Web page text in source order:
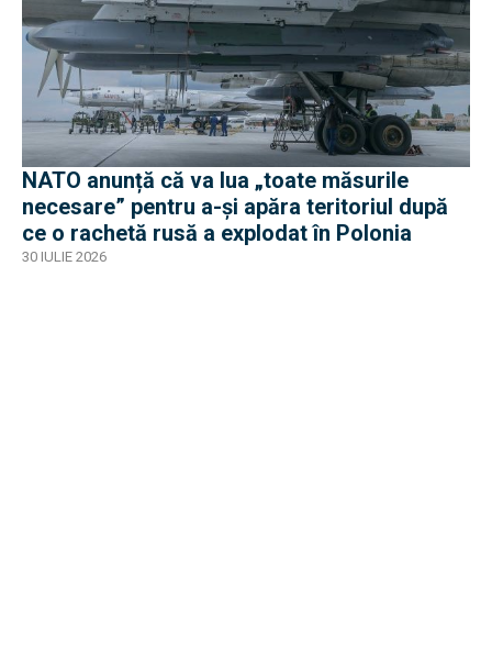
NATO anunță că va lua „toate măsurile
necesare” pentru a-și apăra teritoriul după
ce o rachetă rusă a explodat în Polonia
30 IULIE 2026